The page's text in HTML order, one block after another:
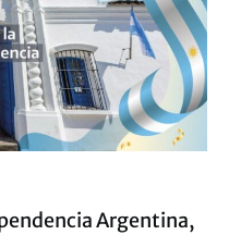
Argentina,